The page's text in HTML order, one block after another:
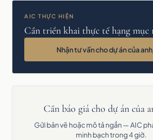
AIC THỰC HIỆN
Cần triển khai thực tế hạng mục
Nhận tư vấn cho dự án của
Cần báo giá cho dự án của
Gửi bản vẽ hoặc mô tả ngắn — AIC
minh bạch trong 4 giờ.